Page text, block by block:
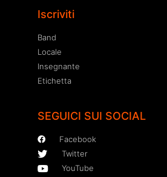
Iscriviti
Band
Locale
Insegnante
Etichetta
SEGUICI SUI SOCIAL
Facebook
Twitter
YouTube